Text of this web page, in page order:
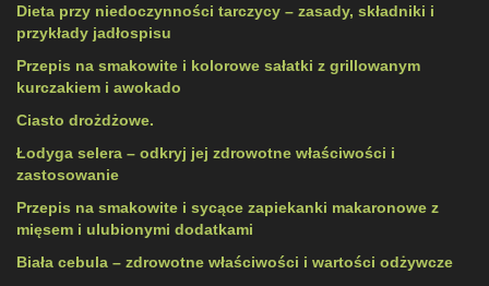
Dieta przy niedoczynności tarczycy – zasady, składniki i
przykłady jadłospisu
Przepis na smakowite i kolorowe sałatki z grillowanym
kurczakiem i awokado
Ciasto drożdżowe.
Łodyga selera – odkryj jej zdrowotne właściwości i
zastosowanie
Przepis na smakowite i sycące zapiekanki makaronowe z
mięsem i ulubionymi dodatkami
Biała cebula – zdrowotne właściwości i wartości odżywcze